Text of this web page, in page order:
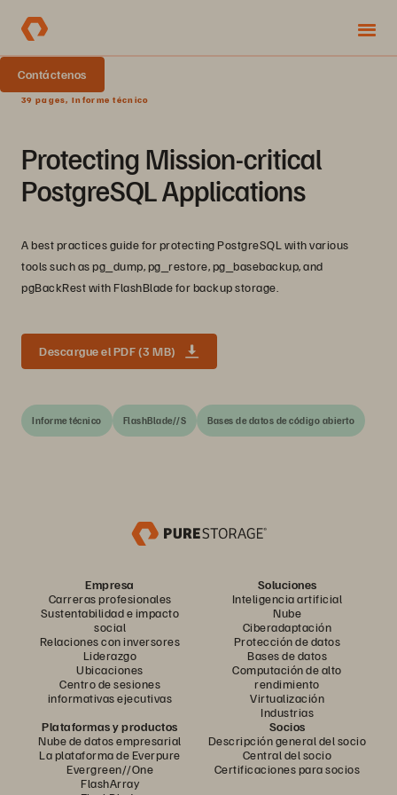
Contáctenos
39 pages, Informe técnico
Protecting Mission-critical
PostgreSQL Applications
A best practices guide for protecting PostgreSQL with various
tools such as pg_dump, pg_restore, pg_basebackup, and
pgBackRest with FlashBlade for backup storage.
Descargue el PDF (3 MB)
Informe técnico FlashBlade//S Bases de datos de código abierto
Empresa
Carreras profesionales
Sustentabilidad e impacto
social
Relaciones con inversores
Liderazgo
Ubicaciones
Centro de sesiones
informativas ejecutivas
Soluciones
Inteligencia artificial
Nube
Ciberadaptación
Protección de datos
Bases de datos
Computación de alto
rendimiento
Virtualización
Industrias
Plataformas y productos
Nube de datos empresarial
La plataforma de Everpure
Evergreen//One
FlashArray
Socios
Descripción general del socio
Central del socio
Certificaciones para socios